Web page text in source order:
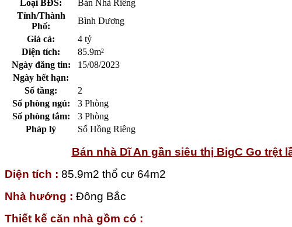
Loại BĐS:
Bán Nhà Riêng
Tỉnh/Thành
Phố:
Bình Dương
Giá cả:
4 tỷ
Diện tích:
85.9m²
Ngày đăng tin:
15/08/2023
Ngày hết hạn:
Số tầng:
2
Số phòng ngủ:
3 Phòng
Số phòng tắm:
3 Phòng
Pháp lý
Sổ Hồng Riêng
Bán nhà Dĩ An gần siêu thị BigC Go trệt
Diện tích : 85.9m2 thổ cư 64m2
Nhà hướng : Đông Bắc
Thiết kế căn nhà gồm có :